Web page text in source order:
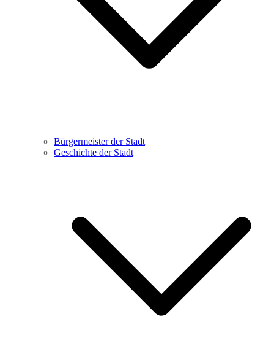
Bürgermeister der Stadt
Geschichte der Stadt